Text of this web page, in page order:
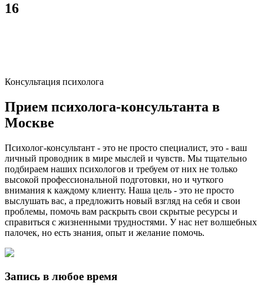
16
Консультация психолога
Прием психолога-консультанта в
Москве
Психолог-консультант - это не просто специалист, это - ваш
личный проводник в мире мыслей и чувств. Мы тщательно
подбираем наших психологов и требуем от них не только
высокой профессиональной подготовки, но и чуткого
внимания к каждому клиенту. Наша цель - это не просто
выслушать вас, а предложить новый взгляд на себя и свои
проблемы, помочь вам раскрыть свои скрытые ресурсы и
справиться с жизненными трудностями. У нас нет волшебных
палочек, но есть знания, опыт и желание помочь.
Запись в любое время